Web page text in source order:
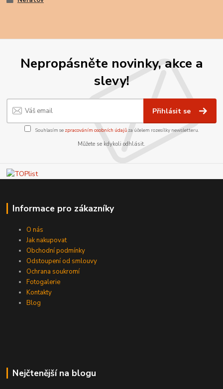
Nepropásněte novinky, akce a
slevy!
Přihlásit se
Souhlasím se zpracováním osobních údajůza účelem rozesílky newsletteru.
Můžete se kdykoli odhlásit.
Informace pro zákazníky
O nás
Jak nakupovat
Obchodní podmínky
Odstoupení od smlouvy
Ochrana soukromí
Fotogalerie
Kontakty
Blog
Nejčtenější na blogu